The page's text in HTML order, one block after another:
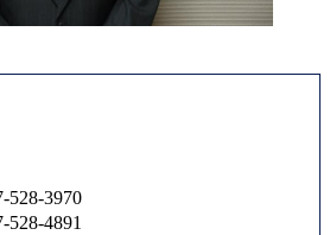
528-3970
4891